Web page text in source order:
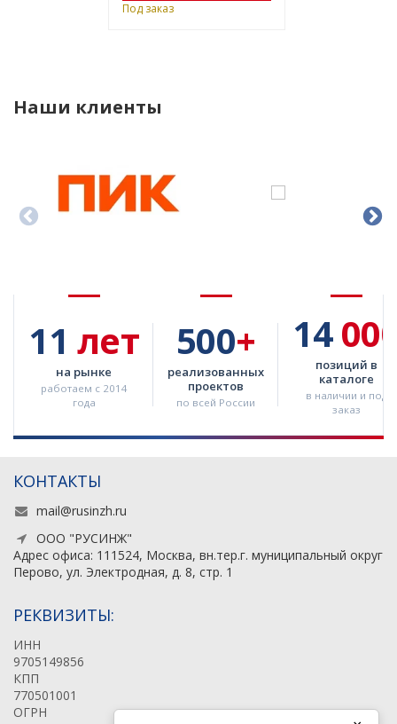
Под заказ
Наши клиенты
11 лет
на рынке
работаем с 2014
года
500+
реализованных
проектов
по всей России
14
позиций в
каталоге
в наличии и под
заказ
КОНТАКТЫ
mail@rusinzh.ru
ООО "РУСИНЖ"
Адрес офиса: 111524, Москва, вн.тер.г. муниципальный округ
Перово, ул. Электродная, д. 8, стр. 1
РЕКВИЗИТЫ:
ИНН
9705149856
КПП
770501001
ОГРН